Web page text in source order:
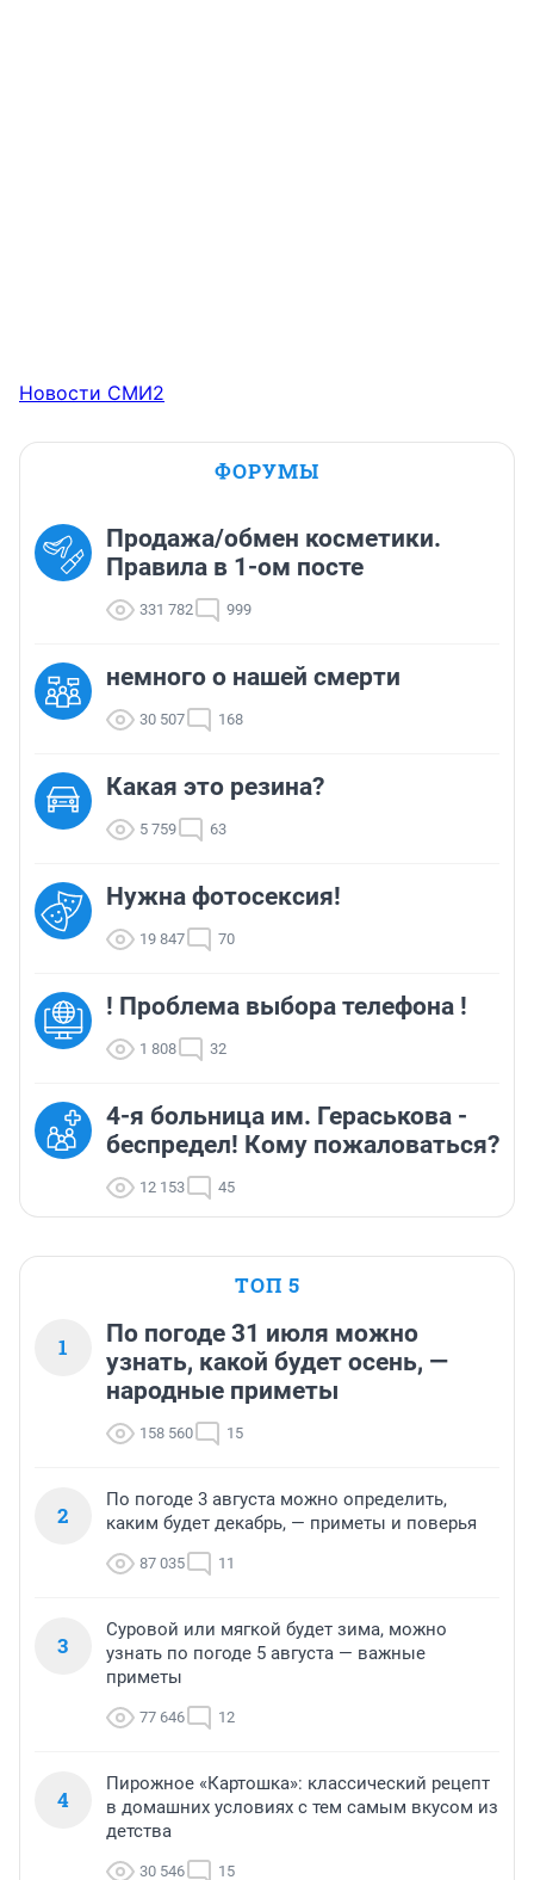
Новости СМИ2
ФОРУМЫ
Продажа/обмен косметики.
Правила в 1-ом посте
331 782 999
немного о нашей смерти
30 507 168
Какая это резина?
5 759 63
Нужна фотосексия!
19 847 70
! Проблема выбора телефона !
1 808 32
4-я больница им. Гераськова -
беспредел! Кому пожаловаться?
12 153 45
ТОП 5
1
По погоде 31 июля можно
узнать, какой будет осень, —
народные приметы
158 560 15
2
По погоде 3 августа можно определить,
каким будет декабрь, — приметы и поверья
87 035 11
3
Суровой или мягкой будет зима, можно
узнать по погоде 5 августа — важные
приметы
77 646 12
4
Пирожное «Картошка»: классический рецепт
в домашних условиях с тем самым вкусом из
детства
30 546 15